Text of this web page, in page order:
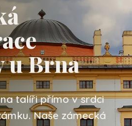
u Brna
talíři přímo v srdci
Naše zámecká